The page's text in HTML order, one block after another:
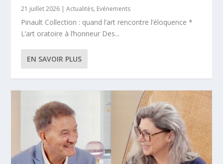
21 juillet 2026 |Actualités, Evénements
Pinault Collection : quand l’art rencontre l’éloquence *
L’art oratoire à l’honneur Des...
EN SAVOIR PLUS